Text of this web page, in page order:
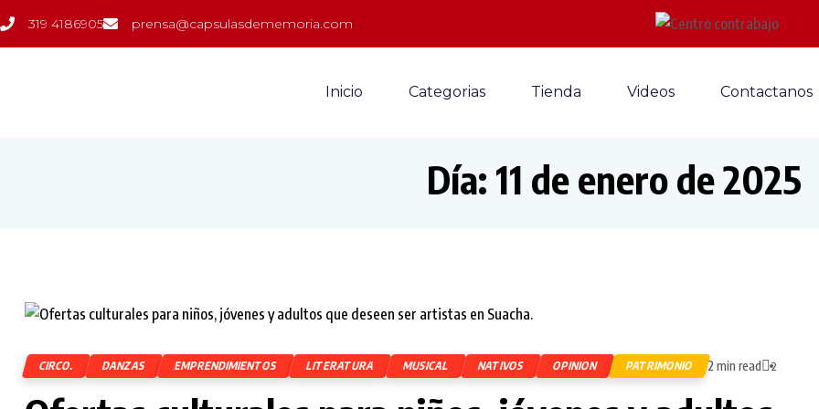
319 4186905 prensa@capsulasdememoria.com
Inicio Categorias Tienda Videos Contactanos
Día: 11 de enero de 2025
CIRCO. DANZAS EMPRENDIMIENTOS LITERATURA MUSICAL NATIVOS OPINION PATRIMONIO 2 min read 2